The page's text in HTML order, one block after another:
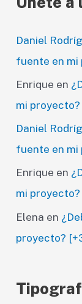
Daniel
fuente en mi
Enrique en
mi
Daniel
fuente en mi
Enrique en
mi
Elena en
proyecto?